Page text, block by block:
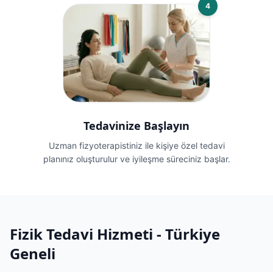
4
Tedavinize Başlayın
Uzman fizyoterapistiniz ile kişiye özel tedavi
planınız oluşturulur ve iyileşme süreciniz başlar.
Fizik Tedavi Hizmeti - Türkiye
Geneli